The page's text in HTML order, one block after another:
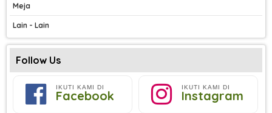
Meja
Lain - Lain
Follow Us
IKUTI KAMI DI
Facebook
IKUTI KAMI DI
Instagram